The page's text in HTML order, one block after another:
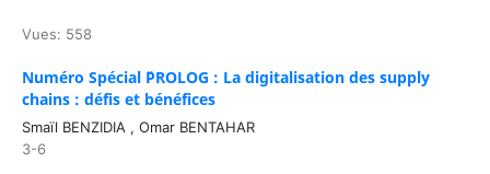
Vues: 558
Numéro Spécial ¨PROLOG : La digitalisation des supply
chains : défis et bénéfices
Smaïl BENZIDIA , Omar BENTAHAR
3-6